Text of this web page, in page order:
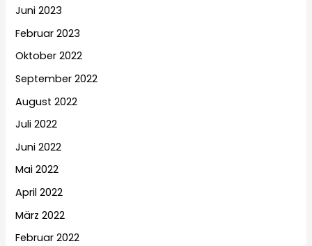
Juni 2023
Februar 2023
Oktober 2022
September 2022
August 2022
Juli 2022
Juni 2022
Mai 2022
April 2022
März 2022
Februar 2022